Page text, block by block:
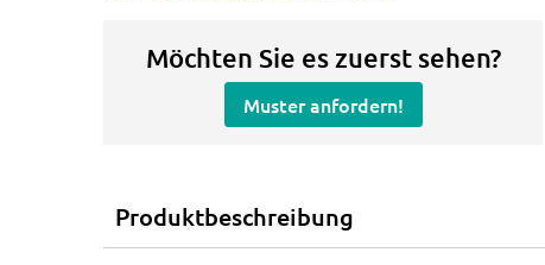
Möchten Sie es zuerst sehen?
Muster anfordern!
Produktbeschreibung